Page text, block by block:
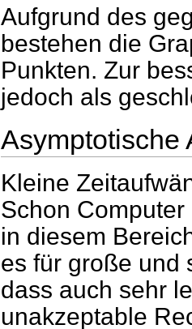
Aufgrund des
bestehen die
Punkten. Zur
jedoch als
Asymptotische
Kleine
Schon
in diesem
es für große und
dass auch sehr
unakzeptable